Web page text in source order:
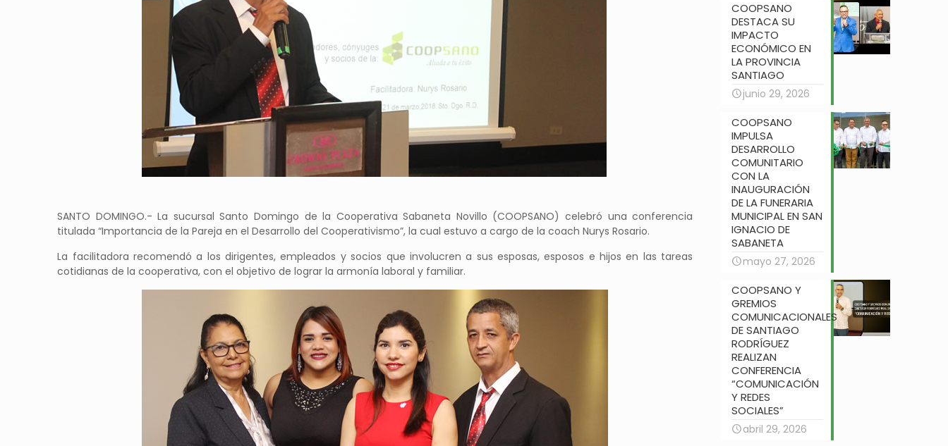
SANTO DOMINGO.- La sucursal Santo Domingo de la Cooperativa Sabaneta Novillo (COOPSANO) celebró una conferencia
titulada “Importancia de la Pareja en el Desarrollo del Cooperativismo”, la cual estuvo a cargo de la coach Nurys Rosario.
La facilitadora recomendó a los dirigentes, empleados y socios que involucren a sus esposas, esposos e hijos en las tareas
cotidianas de la cooperativa, con el objetivo de lograr la armonía laboral y familiar.
COOPSANO
DESTACA SU
IMPACTO
ECONÓMICO EN
LA PROVINCIA
SANTIAGO
junio 29, 2026
COOPSANO
IMPULSA
DESARROLLO
COMUNITARIO
CON LA
INAUGURACIÓN
DE LA FUNERARIA
MUNICIPAL EN SAN
IGNACIO DE
SABANETA
mayo 27, 2026
COOPSANO Y
GREMIOS
COMUNICACIONALES
DE SANTIAGO
RODRÍGUEZ
REALIZAN
CONFERENCIA
“COMUNICACIÓN
Y REDES
SOCIALES”
abril 29, 2026